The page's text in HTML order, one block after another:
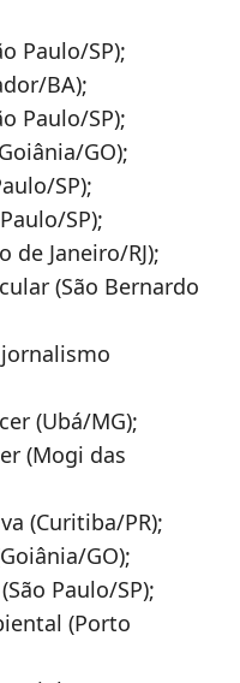
Paulo/SP);
BA);
Paulo/SP);
GO);
SP);
SP);
de Janeiro/RJ);
(São Bernardo
(Ubá/MG);
(Mogi das
(Curitiba/PR);
GO);
Paulo/SP);
(Porto